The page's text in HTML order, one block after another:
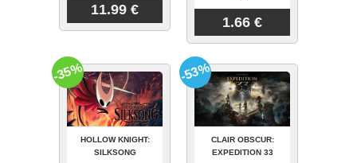
11.99 €
1.66 €
HOLLOW KNIGHT:
SILKSONG
-35%
CLAIR OBSCUR:
EXPEDITION 33
-53%